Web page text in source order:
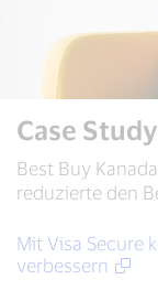
Case
Best Buy
reduzierte den
Mit Visa Secure
verbessern